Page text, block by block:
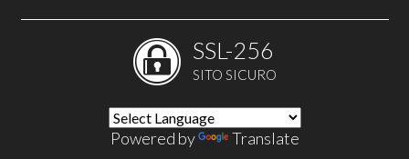
SSL-256
SITO SICURO
Powered by Translate